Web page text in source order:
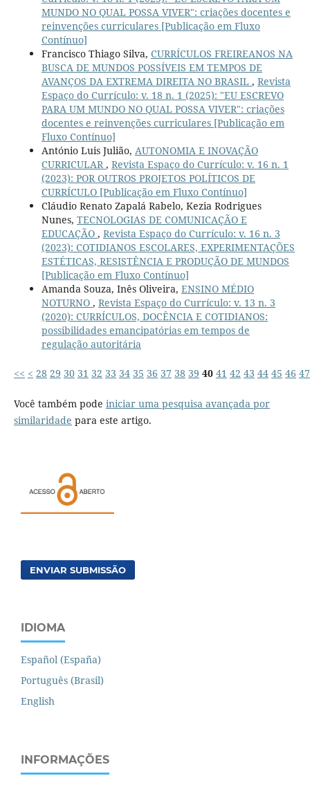
MUNDO NO QUAL POSSA VIVER": criações docentes e
reinvenções curriculares [Publicação em Fluxo
Contínuo]
Francisco Thiago Silva, CURRÍCULOS FREIREANOS NA
BUSCA DE MUNDOS POSSÍVEIS EM TEMPOS DE
AVANÇOS DA EXTREMA DIREITA NO BRASIL , Revista
Espaço do Currículo: v. 18 n. 1 (2025): "EU ESCREVO
PARA UM MUNDO NO QUAL POSSA VIVER": criações
docentes e reinvenções curriculares [Publicação em
Fluxo Contínuo]
António Luis Julião, AUTONOMIA E INOVAÇÃO
CURRICULAR, Revista Espaço do Currículo: v. 16 n. 1
(2023): POR OUTROS PROJETOS POLÍTICOS DE
CURRÍCULO [Publicação em Fluxo Contínuo]
Cláudio Renato Zapalá Rabelo, Kezia Rodrigues
Nunes, TECNOLOGIAS DE COMUNICAÇÃO E
EDUCAÇÃO , Revista Espaço do Currículo: v. 16 n. 3
(2023): COTIDIANOS ESCOLARES, EXPERIMENTAÇÕES
ESTÉTICAS, RESISTÊNCIA E PRODUÇÃO DE MUNDOS
[Publicação em Fluxo Contínuo]
Amanda Souza, Inês Oliveira, ENSINO MÉDIO
NOTURNO , Revista Espaço do Currículo: v. 13 n. 3
(2020): CURRÍCULOS, DOCÊNCIA E COTIDIANOS:
possibilidades emancipatórias em tempos de
regulação autoritária
<< < 28 29 30 31 32 33 34 35 36 37 38 39 40 41 42 43 44 45 46 47
Você também pode iniciar uma pesquisa avançada por
similaridade para este artigo.
ENVIAR SUBMISSÃO
IDIOMA
Español (España)
Português (Brasil)
English
INFORMAÇÕES